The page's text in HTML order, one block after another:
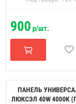
900 р/шт.
ПАНЕЛЬ
ЛЮКСЭЛ 40W 4000K